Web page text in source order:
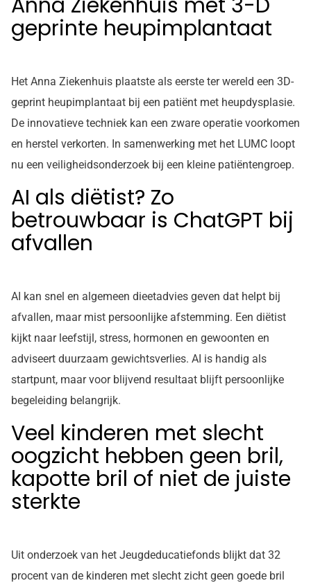
geprinte heupimplantaat
Het Anna Ziekenhuis plaatste als eerste ter wereld een 3D-
geprint heupimplantaat bij een patiënt met heupdysplasie.
De innovatieve techniek kan een zware operatie voorkomen
en herstel verkorten. In samenwerking met het LUMC loopt
nu een veiligheidsonderzoek bij een kleine patiëntengroep.
AI als diëtist? Zo
betrouwbaar is ChatGPT bij
afvallen
AI kan snel en algemeen dieetadvies geven dat helpt bij
afvallen, maar mist persoonlijke afstemming. Een diëtist
kijkt naar leefstijl, stress, hormonen en gewoonten en
adviseert duurzaam gewichtsverlies. AI is handig als
startpunt, maar voor blijvend resultaat blijft persoonlijke
begeleiding belangrijk.
Veel kinderen met slecht
oogzicht hebben geen bril,
kapotte bril of niet de juiste
sterkte
Uit onderzoek van het Jeugdeducatiefonds blijkt dat 32
procent van de kinderen met slecht zicht geen goede bril